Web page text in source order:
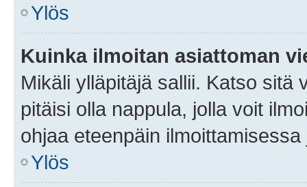
Ylös
Kuinka ilmoitan asiattoman
Mikäli ylläpitäjä sallii. Katso sitä
pitäisi olla nappula, jolla voit
ohjaa eteenpäin
Ylös